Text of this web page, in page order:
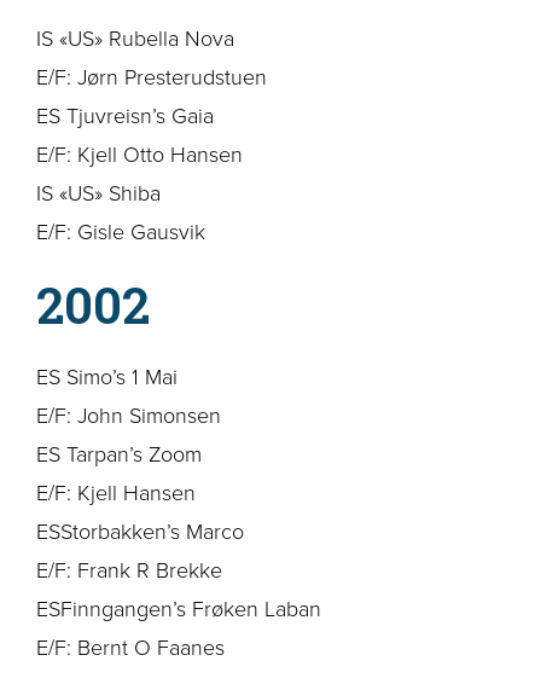
IS «US» Rubella Nova
E/F: Jørn Presterudstuen
ES Tjuvreisn’s Gaia
E/F: Kjell Otto Hansen
IS «US» Shiba
E/F: Gisle Gausvik
2002
ES Simo’s 1 Mai
E/F: John Simonsen
ES Tarpan’s Zoom
E/F: Kjell Hansen
ESStorbakken’s Marco
E/F: Frank R Brekke
ESFinngangen’s Frøken Laban
E/F: Bernt O Faanes